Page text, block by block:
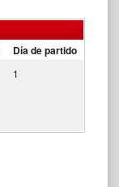
Día de partido
1